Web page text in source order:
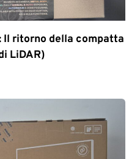
Il ritorno della compatta
LiDAR)